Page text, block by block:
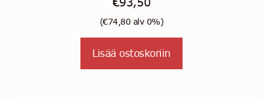
(€74,80 alv 0%)
Lisää ostoskoriin